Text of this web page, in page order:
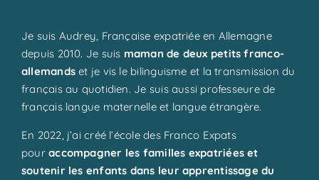
Je suis Audrey, Française expatriée en Allemagne
depuis 2010. Je suis maman de deux petits franco-
allemands et je vis le bilinguisme et la transmission du
français au quotidien. Je suis aussi professeure de
français langue maternelle et langue étrangère.
En 2022, j’ai créé l’école des Franco Expats
pouraccompagner les familles expatriées et
soutenir les enfants dans leur apprentissage du